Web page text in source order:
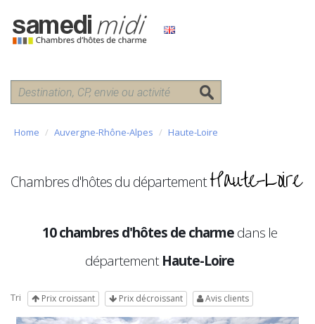
Home Auvergne-Rhône-Alpes Haute-Loire
Chambres d'hôtes du départementHaute-Loire
10 chambres d'hôtes de charmedans le
départementHaute-Loire
Tri Prix croissant Prix décroissant Avis clients